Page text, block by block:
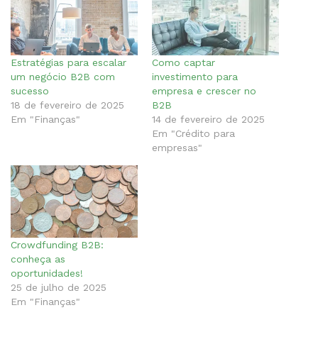
Estratégias para escalar
um negócio B2B com
sucesso
18 de fevereiro de 2025
Em "Finanças"
Como captar
investimento para
empresa e crescer no
B2B
14 de fevereiro de 2025
Em "Crédito para
empresas"
Crowdfunding B2B:
conheça as
oportunidades!
25 de julho de 2025
Em "Finanças"